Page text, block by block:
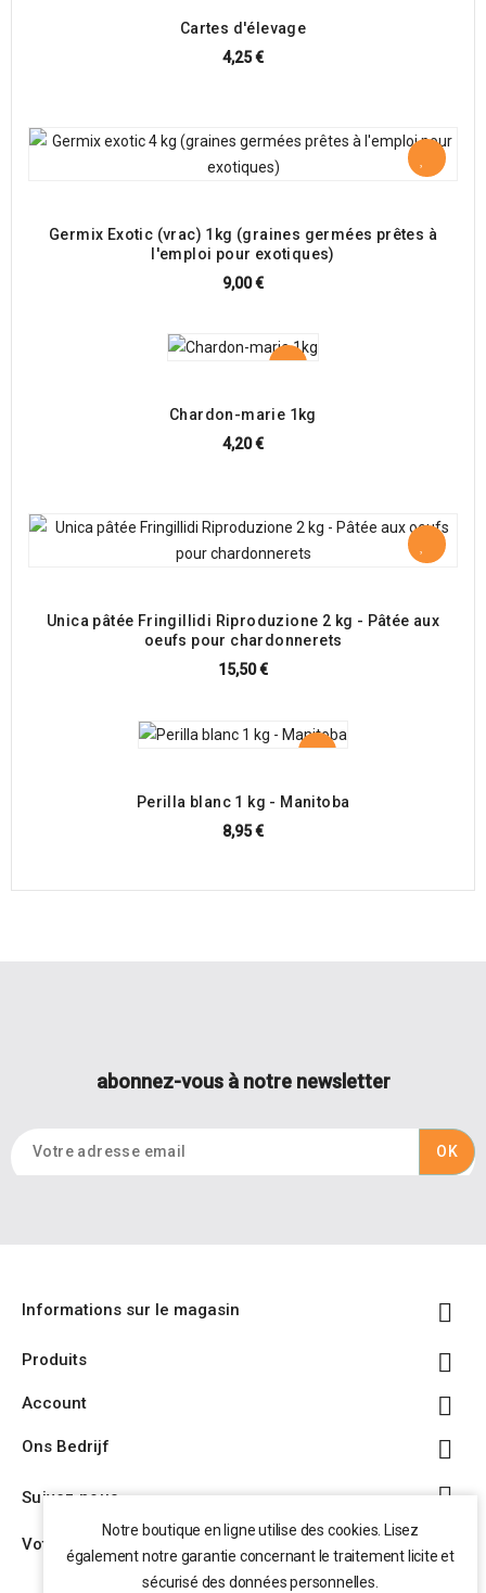
Cartes d'élevage
4,25 €
Germix Exotic (vrac) 1kg (graines germées prêtes à
l'emploi pour exotiques)
9,00 €
Chardon-marie 1kg
4,20 €
Unica pâtée Fringillidi Riproduzione 2 kg - Pâtée aux
oeufs pour chardonnerets
15,50 €
Perilla blanc 1 kg - Manitoba
8,95 €
abonnez-vous à notre newsletter
Informations sur le magasin 
Produits 
Account 
Ons Bedrijf 
Suivez nous 
Votre compte 
Notre boutique en ligne utilise des cookies. Lisez
également notre garantie concernant le traitement licite et
sécurisé des données personnelles.